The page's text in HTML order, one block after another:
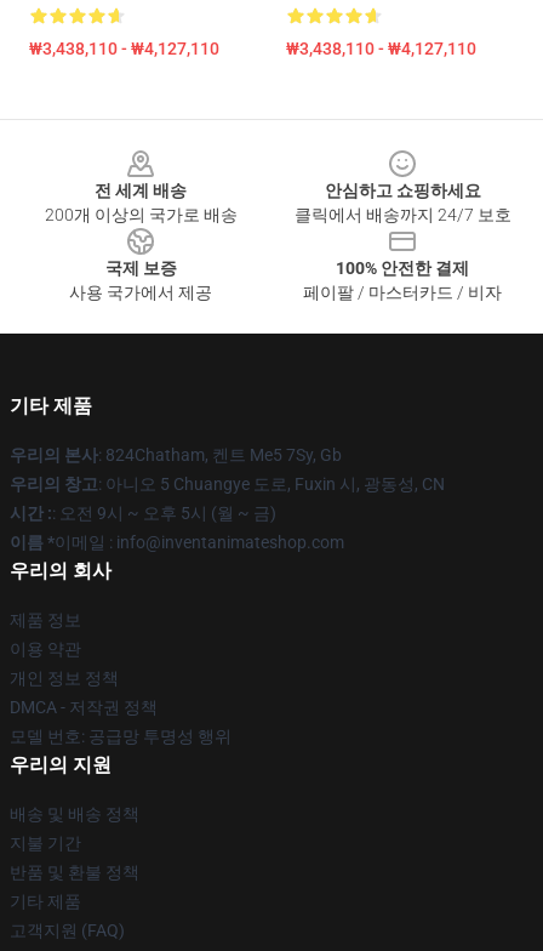
₩3,438,110 - ₩4,127,110 ₩3,438,110 - ₩4,127,110
전 세계 배송
200개 이상의 국가로 배송
안심하고 쇼핑하세요
클릭에서 배송까지 24/7 보호
국제 보증
사용 국가에서 제공
100% 안전한 결제
페이팔 / 마스터카드 / 비자
기타 제품
우리의 본사: 824Chatham, 켄트 Me5 7Sy, Gb
우리의 창고: 아니오 5 Chuangye 도로, Fuxin 시, 광동성, CN
시간 :: 오전 9시 ~ 오후 5시 (월 ~ 금)
이름 *이메일 : info@inventanimateshop.com
우리의 회사
제품 정보
이용 약관
개인 정보 정책
DMCA - 저작권 정책
모델 번호: 공급망 투명성 행위
우리의 지원
배송 및 배송 정책
지불 기간
반품 및 환불 정책
기타 제품
고객지원 (FAQ)